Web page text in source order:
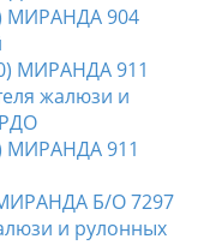
МИРАНДА 904
МИРАНДА 911